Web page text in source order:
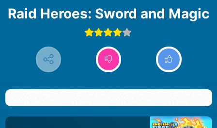
Raid Heroes: Sword and Magic